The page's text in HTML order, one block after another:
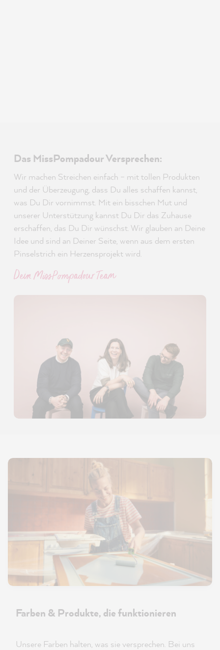
Das MissPompadour Versprechen:
Wir machen Streichen einfach – mit tollen Produkten
und der Überzeugung, dass Du alles schaffen kannst,
was Du Dir vornimmst. Mit ein bisschen Mut und
unserer Unterstützung kannst Du Dir das Zuhause
erschaffen, das Du Dir wünschst. Wir glauben an Deine
Idee und sind an Deiner Seite, wenn aus dem ersten
Pinselstrich ein Herzensprojekt wird.
Dein MissPompadour Team
Farben & Produkte, die funktionieren
Unsere Farben halten, was sie versprechen. Bei uns